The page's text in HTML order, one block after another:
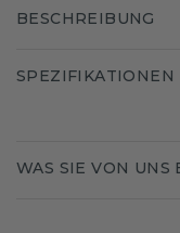
BESCHREIBUNG
SPEZIFIKATIONEN
WAS SIE VON UNS